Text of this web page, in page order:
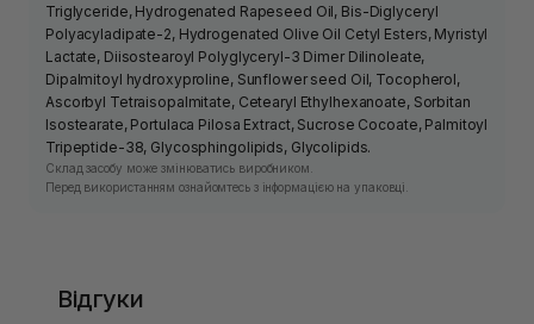
Triglyceride, Hydrogenated Rapeseed Oil, Bis-Diglyceryl
Polyacyladipate-2, Hydrogenated Olive Oil Cetyl Esters, Myristyl
Lactate, Diisostearoyl Polyglyceryl-3 Dimer Dilinoleate,
Dipalmitoyl hydroxyproline, Sunflower seed Oil, Tocopherol,
Ascorbyl Tetraisopalmitate, Cetearyl Ethylhexanoate, Sorbitan
Isostearate, Portulaca Pilosa Extract, Sucrose Cocoate, Palmitoyl
Tripeptide-38, Glycosphingolipids, Glycolipids.
Склад засобу може змінюватись виробником.
Перед використанням ознайомтесь з інформацією на упаковці.
Відгуки